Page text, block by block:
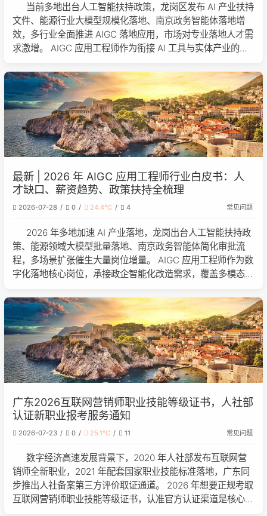
当前多地出台人工智能扶持政策，龙岗区发布 AI 产业扶持
文件、能源行业大模型规模化落地、南京政务智能体落地增
效，多行业全面推进 AIGC 落地应用，市场对专业落地人才需
求激增。 AIGC 应用工程师作为衔接 AI 工具与实体产业的核
产，2026 年
最新 | 2026 年 AIGC 应用工程师行业白皮书：人
才缺口、薪资趋势、政策扶持全梳理
2026-07-28 0 24.4℃ 4 常见问题
2026 年多地加速 AI 产业落地，龙岗出台人工智能扶持政
策、能源领域大模型批量落地、南京政务智能体简化审批流
程，多场景扩张催生大量岗位增量。 AIGC 应用工程师作为数
字化落地核心岗位，承接政企智能化改造需求，覆盖多模态内
文结合供需、能力标准
广东2026互联网营销师职业技能等级证书，人社部
认证新职业报考服务通知
2026-07-23 0 25.1℃ 11 常见问题
数字经济高速发展背景下，2020 年人社部发布互联网营
销师全新职业，2021 年配套国家职业技能标准落地，广东同
步推出人社备案第三方评价取证通道。 2026 年想要正规考取
互联网营销师职业技能等级证书，认准官方认证渠道是核心，